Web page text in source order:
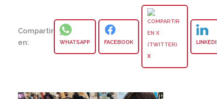
Compartir
en:
WHATSAPP FACEBOOK
X